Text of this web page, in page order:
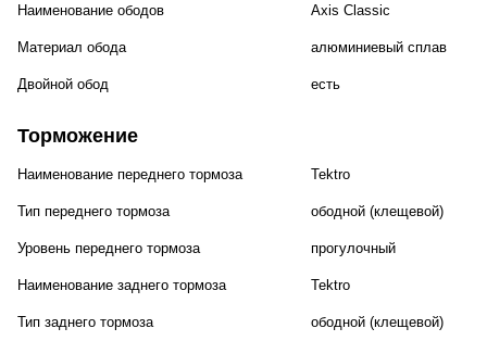
Наименование ободов Axis Classic
Материал обода алюминиевый сплав
Двойной обод есть
Торможение
Наименование переднего тормоза Tektro
Тип переднего тормоза ободной (клещевой)
Уровень переднего тормоза прогулочный
Наименование заднего тормоза Tektro
Тип заднего тормоза ободной (клещевой)